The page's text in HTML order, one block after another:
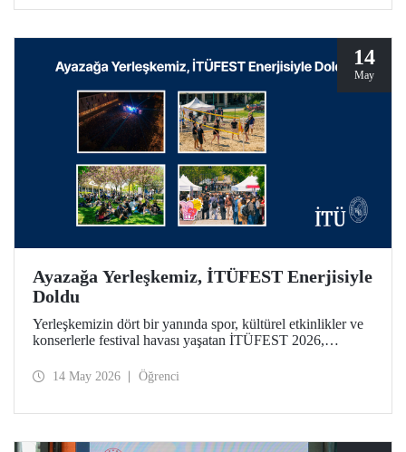
14
May
Ayazağa Yerleşkemiz, İTÜFEST Enerjisiyle
Doldu
Yerleşkemizin dört bir yanında spor, kültürel etkinlikler ve
konserlerle festival havası yaşatan İTÜFEST 2026,
14 May 2026 Öğrenci